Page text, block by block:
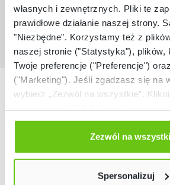
własnych i zewnętrznych. Pliki te
prawidłowe działanie naszej strony.
"Niezbędne". Korzystamy też z
naszej stronie ("Statystyka"), plików,
Twoje preferencje ("Preferencje")
("Marketing"). Jeśli zgadzasz się na
wybierz „Zezwól na wszystkie”.
Odmów zgody poprzez przycisk
użyjemy tylko plików niezbędnych
Twój wybór możesz zmienić przez
Polityce prywatności
Zezwól na
Spersonalizuj
Nasze marki